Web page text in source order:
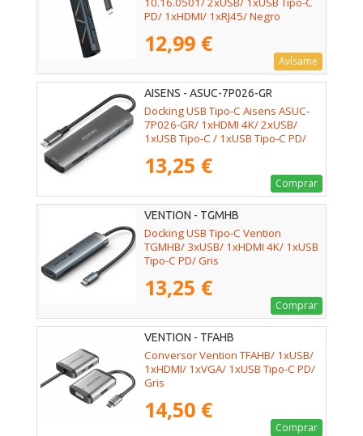
PD/ 1xHDMI/ 1xRJ45/ Negro
12,99 €
Avísame
AISENS - ASUC-7P026-GR
Docking USB Tipo-C Aisens ASUC-
7P026-GR/ 1xHDMI 4K/ 2xUSB/
1xUSB Tipo-C / 1xUSB Tipo-C PD/
13,25 €
Comprar
VENTION - TGMHB
Docking USB Tipo-C Vention
TGMHB/ 3xUSB/ 1xHDMI 4K/ 1xUSB
Tipo-C PD/ Gris
13,25 €
Comprar
VENTION - TFAHB
Conversor Vention TFAHB/ 1xUSB/
1xHDMI/ 1xVGA/ 1xUSB Tipo-C PD/
Gris
14,50 €
Comprar